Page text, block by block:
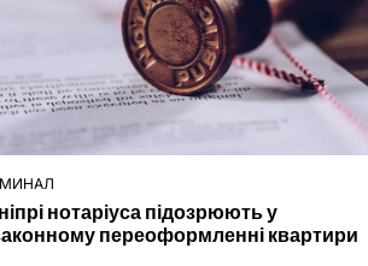
нотаріуса підозрюють у
переоформленні квартири